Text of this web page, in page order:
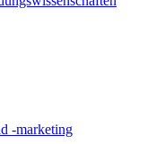
-marketing